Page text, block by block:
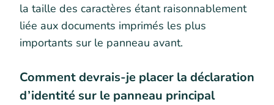
la taille des caractères étant raisonnablement
liée aux documents imprimés les plus
importants sur le panneau avant.
Comment devrais-je placer la déclaration
d’identité sur le panneau principal